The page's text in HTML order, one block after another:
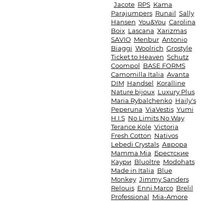
Jacote RPS Kama
Parajumpers Runail Sally
Hansen You&You Carolina
Boix Lascana Xarizmas
SAVIO Menbur Antonio
Biaggi Woolrich Grostyle
Ticket to Heaven Schutz
Coompol BASE FORMS
Camomilla Italia Avanta
DIM Handsel Koralline
Nature bijoux Luxury Plus
Maria Rybalchenko Haily's
Peperuna ViaVestis Yumi
H.I.S No Limits No Way
Terance Kole Victoria
Fresh Cotton Nativos
Lebedi Crystals Аврора
Mamma Mia Брестские
Каури Bluoltre Modohats
Made in Italia Blue
Monkey Jimmy Sanders
Relouis Enni Marco Brelil
Professional Mia-Amore